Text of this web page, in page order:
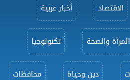
الاقتصاد أخبار عربية
المرأة والصحة تكنولوجيا
دين وحياة محافظات